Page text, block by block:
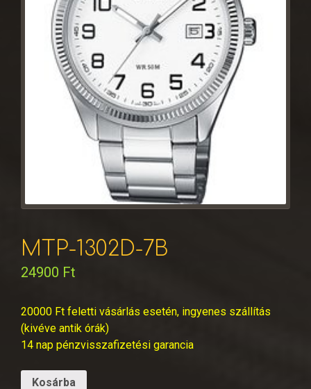
MTP-1302D-7B
24900 Ft
20000 Ft feletti vásárlás esetén, ingyenes szállítás
(kivéve antik órák)
14 nap pénzvisszafizetési garancia
Kosárba